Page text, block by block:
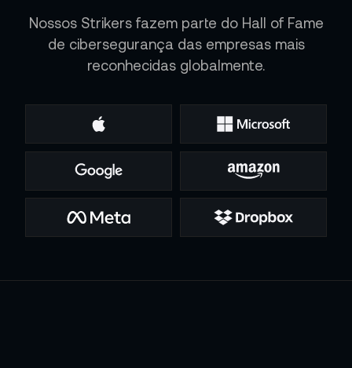
Nossos Strikers fazem parte do Hall of Fame
de cibersegurança das empresas mais
reconhecidas globalmente.